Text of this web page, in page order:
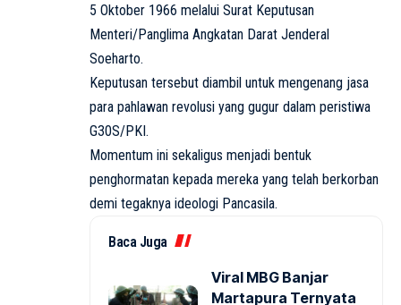
5 Oktober 1966 melalui Surat Keputusan
Menteri/Panglima Angkatan Darat Jenderal
Soeharto.
Keputusan tersebut diambil untuk mengenang jasa
para pahlawan revolusi yang gugur dalam peristiwa
G30S/PKI.
Momentum ini sekaligus menjadi bentuk
penghormatan kepada mereka yang telah berkorban
demi tegaknya ideologi Pancasila.
Baca Juga
Viral MBG Banjar
Martapura Ternyata